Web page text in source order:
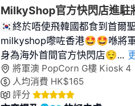
MilkyShop官方快閃店進駐
🇰🇷終於唔使飛韓國都食到首爾
milkyshop嚟咗香港🤩🤩喺將
身為海外首間官方快閃店😌...
將軍澳 PopCorn G樓 Kiosk 4
人均消費 HK$165
評分